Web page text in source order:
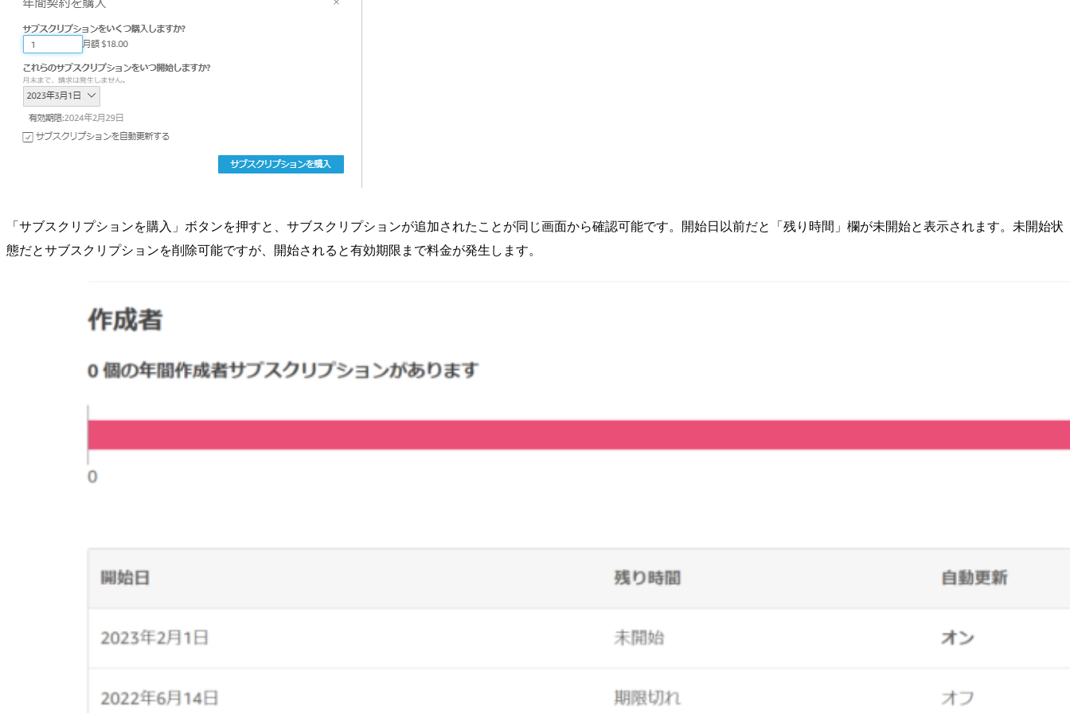
「サブスクリプションを購入」ボタンを押すと、サブスクリプションが追加されたことが同じ画面から確認可能です。開始日以前だと「残り時間」欄が未開始と表示されます。未開始状
態だとサブスクリプションを削除可能ですが、開始されると有効期限まで料金が発生します。